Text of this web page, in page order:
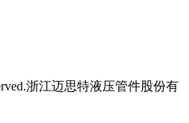
浙江迈思特液压管件股份有